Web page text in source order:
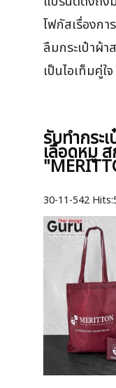
โฟกัสเรื่องก
ลืมกระเป๋าผ้
เป็นไอเท็มคู่ใจ
รับทำกระ
เลือดหมู
30-11-542 Hits: